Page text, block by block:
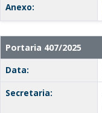
Anexo:
Portaria 407/2025
Data:
Secretaria: